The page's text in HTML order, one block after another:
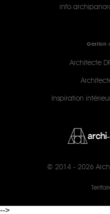
Gestion
Architecte
Inspiration
© 2014 - 2026
-->